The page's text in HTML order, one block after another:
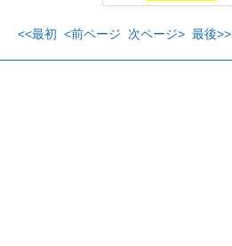
<<最初 <前ページ 次ページ> 最後>>